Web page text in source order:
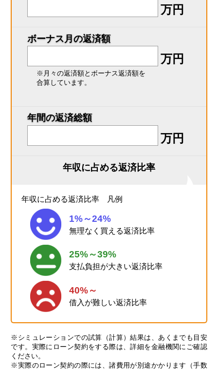
万円
ボーナス月の返済額
万円
※月々の返済額とボーナス返済額を
合算しています。
年間の返済総額
万円
年収に占める返済比率
年収に占める返済比率 凡例
1%～24%
無理なく買える返済比率
25%～39%
支払負担が大きい返済比率
40%～
借入が難しい返済比率
※シミュレーションでの試算（計算）結果は、あくまでも目安
です。実際にローン契約をする際は、詳細を金融機関にご確認
ください。
※実際のローン契約の際には、諸費用が別途かかります（手数